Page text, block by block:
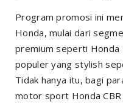
Program promosi ini
Honda, mulai dari
premium seperti Honda
populer yang stylish
Tidak hanya itu, bagi
motor sport Honda